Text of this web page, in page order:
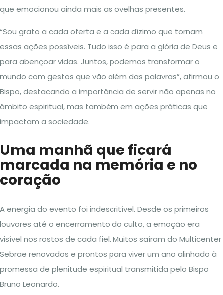
que emocionou ainda mais as ovelhas presentes.
“Sou grato a cada oferta e a cada dízimo que tornam
essas ações possíveis. Tudo isso é para a glória de Deus e
para abençoar vidas. Juntos, podemos transformar o
mundo com gestos que vão além das palavras”, afirmou o
Bispo, destacando a importância de servir não apenas no
âmbito espiritual, mas também em ações práticas que
impactam a sociedade.
Uma manhã que ficará
marcada na memória e no
coração
A energia do evento foi indescritível. Desde os primeiros
louvores até o encerramento do culto, a emoção era
visível nos rostos de cada fiel. Muitos saíram do Multicenter
Sebrae renovados e prontos para viver um ano alinhado à
promessa de plenitude espiritual transmitida pelo Bispo
Bruno Leonardo.